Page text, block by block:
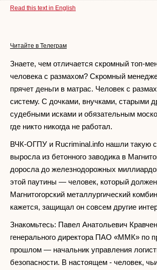
Read this text in English
Читайте в Телеграм
Знаете, чем отличается скромный топ-
человека с размахом? Скромный
прячет деньги в матрас. Человек с
систему. С дочками, внучками, старыми
судебными исками и обязательным
где никто никогда не работал.
ВЧК-ОГПУ и Rucriminal.info нашли такую
выросла из бетонного заводика в
доросла до железнодорожных
этой паутины — человек, который
Магнитогорский металлургический
кажется, защищал он совсем другие
Знакомьтесь: Павел Анатольевич
генерального директора ПАО «ММК» по
прошлом — начальник управления
безопасности. В настоящем - человек,